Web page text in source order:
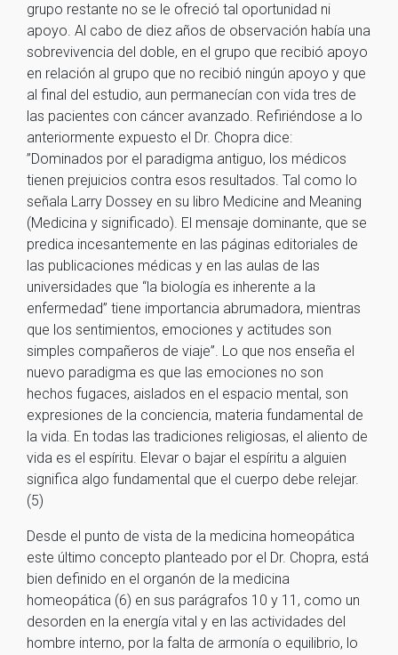
grupo restante no se le ofreció tal oportunidad ni
apoyo. Al cabo de diez años de observación había una
sobrevivencia del doble, en el grupo que recibió apoyo
en relación al grupo que no recibió ningún apoyo y que
al final del estudio, aun permanecían con vida tres de
las pacientes con cáncer avanzado. Refiriéndose a lo
anteriormente expuesto el Dr. Chopra dice:
”Dominados por el paradigma antiguo, los médicos
tienen prejuicios contra esos resultados. Tal como lo
señala Larry Dossey en su libro Medicine and Meaning
(Medicina y significado). El mensaje dominante, que se
predica incesantemente en las páginas editoriales de
las publicaciones médicas y en las aulas de las
universidades que “la biología es inherente a la
enfermedad” tiene importancia abrumadora, mientras
que los sentimientos, emociones y actitudes son
simples compañeros de viaje”. Lo que nos enseña el
nuevo paradigma es que las emociones no son
hechos fugaces, aislados en el espacio mental, son
expresiones de la conciencia, materia fundamental de
la vida. En todas las tradiciones religiosas, el aliento de
vida es el espíritu. Elevar o bajar el espíritu a alguien
significa algo fundamental que el cuerpo debe relejar.
(5)
Desde el punto de vista de la medicina homeopática
este último concepto planteado por el Dr. Chopra, está
bien definido en el organón de la medicina
homeopática (6) en sus parágrafos 10 y 11, como un
desorden en la energía vital y en las actividades del
hombre interno, por la falta de armonía o equilibrio, lo